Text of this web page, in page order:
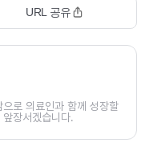
URL 공유
로 의료인과 함께 성장할
장서겠습니다.